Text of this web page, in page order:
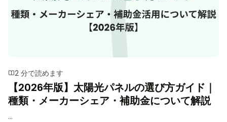
2 分で読めます
【2026年版】太陽光パネルの選び方ガイド｜
種類・メーカーシェア・補助金について解説
...